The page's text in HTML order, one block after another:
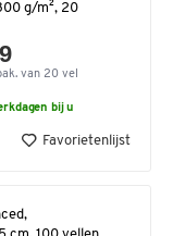
g/m², 20
van 20 vel
bij u
Favorietenlijst